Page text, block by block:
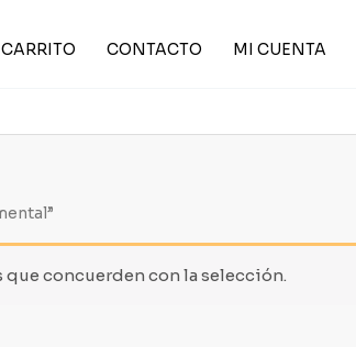
CARRITO CONTACTO MI CUENTA
concuerden con la selección.